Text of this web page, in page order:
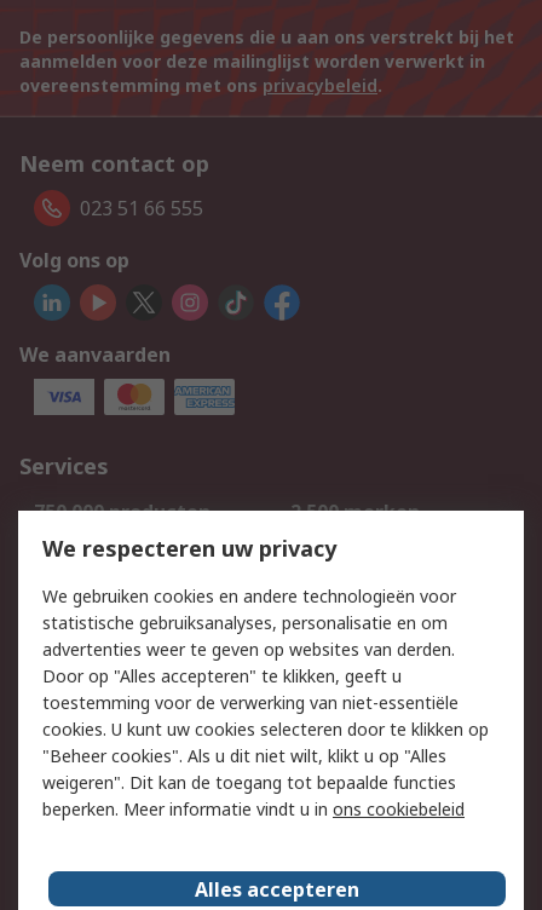
De persoonlijke gegevens die u aan ons verstrekt bij het
aanmelden voor deze mailinglijst worden verwerkt in
overeenstemming met ons privacybeleid.
Neem contact op
023 51 66 555
Volg ons op
We aanvaarden
Services
750.000 producten
2.500 merken
Bestellen
Inkoopoplossingen
Track & Trace
Wettelijk
Cookiebeleid
Email veiligheid
Privacybeleid
Websitevoorwaarden
Algemene
verkoopvoorwaarden
Over RS
We respecteren uw privacy
We gebruiken cookies en andere technologieën voor
statistische gebruiksanalyses, personalisatie en om
advertenties weer te geven op websites van derden.
Door op "Alles accepteren" te klikken, geeft u
toestemming voor de verwerking van niet-essentiële
cookies. U kunt uw cookies selecteren door te klikken op
"Beheer cookies". Als u dit niet wilt, klikt u op "Alles
weigeren". Dit kan de toegang tot bepaalde functies
beperken. Meer informatie vindt u in ons cookiebeleid
Alles accepteren